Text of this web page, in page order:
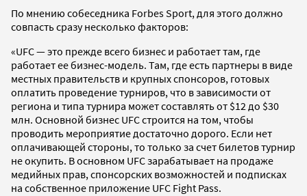
По мнению собеседника Forbes Sport, для этого должно
совпасть сразу несколько факторов:
«UFC — это прежде всего бизнес и работает там, где
работает ее бизнес-модель. Там, где есть партнеры в виде
местных правительств и крупных спонсоров, готовых
оплатить проведение турниров, что в зависимости от
региона и типа турнира может составлять от $12 до $30
млн. Основной бизнес UFC строится на том, чтобы
проводить мероприятие достаточно дорого. Если нет
оплачивающей стороны, то только за счет билетов турнир
не окупить. В основном UFC зарабатывает на продаже
медийных прав, спонсорских возможностей и подписках
на собственное приложение UFC Fight Pass.